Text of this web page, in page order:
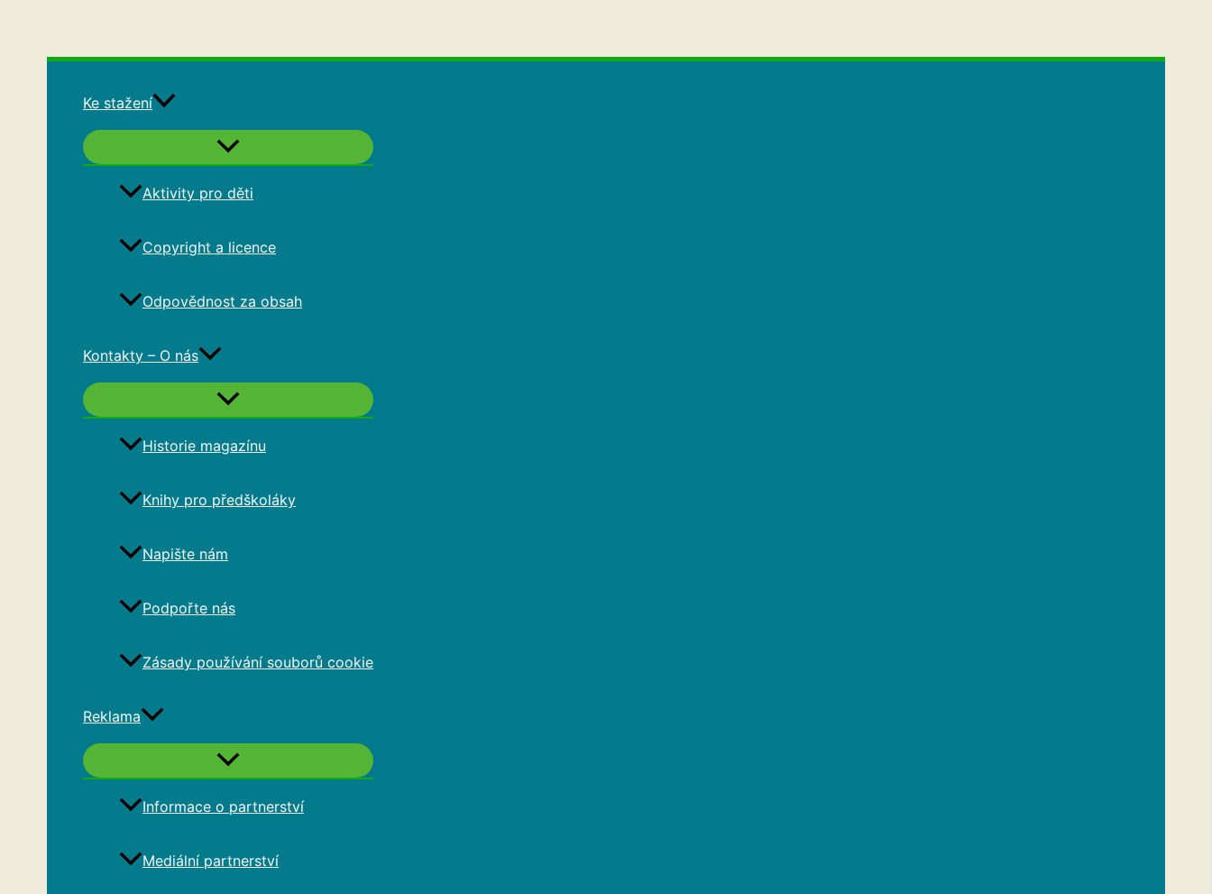
Ke stažení
Aktivity pro děti
Copyright a licence
Odpovědnost za obsah
Kontakty – O nás
Historie magazínu
Knihy pro předškoláky
Napište nám
Podpořte nás
Zásady používání souborů cookie
Reklama
Informace o partnerství
Mediální partnerství